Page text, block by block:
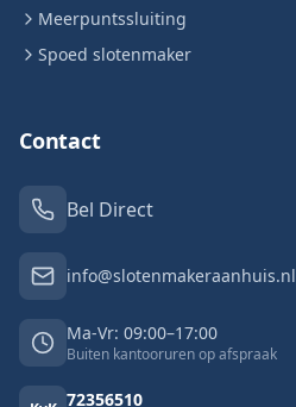
Meerpuntssluiting
Spoed slotenmaker
Contact
Bel Direct
info@slotenmakeraanhuis.nl
Ma-Vr: 09:00–17:00
Buiten kantooruren op afspraak
72356510